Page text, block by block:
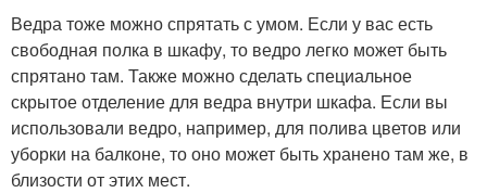
Ведра тоже можно спрятать с умом. Если у вас есть
свободная полка в шкафу, то ведро легко может быть
спрятано там. Также можно сделать специальное
скрытое отделение для ведра внутри шкафа. Если вы
использовали ведро, например, для полива цветов или
уборки на балконе, то оно может быть хранено там же, в
близости от этих мест.